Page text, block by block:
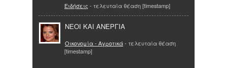
Ειδήσεις - τελευταία θέαση [timestamp]
ΝΕΟΙ ΚΑΙ ΑΝΕΡΓΙΑ
Οικονομία - Αγροτικά- τελευταία θέαση
[timestamp]